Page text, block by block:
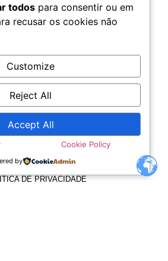
E CONDIÇÕES
DE PRIVACIDADE
todos para consentir ou em
recusar os cookies não
Customize
Reject All
Accept All
Cookie Policy
by